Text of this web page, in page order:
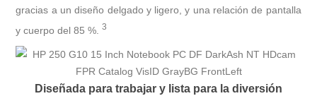
gracias a un diseño delgado y ligero, y una relación de pantalla
y cuerpo del 85%.3
Diseñada para trabajar y lista para la diversión